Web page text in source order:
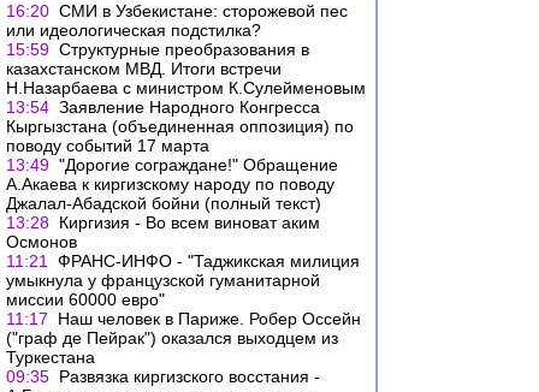
16:20 СМИ в Узбекистане: сторожевой пес
или идеологическая подстилка?
15:59 Структурные преобразования в
казахстанском МВД. Итоги встречи
Н.Назарбаева с министром К.Сулейменовым
13:54 Заявление Народного Конгресса
Кыргызстана (объединенная оппозиция) по
поводу событий 17 марта
13:49 "Дорогие сограждане!" Обращение
А.Акаева к киргизскому народу по поводу
Джалал-Абадской бойни (полный текст)
13:28 Киргизия - Во всем виноват аким
Осмонов
11:21
ФРАНС-ИНФО - "Таджикская милиция
умыкнула у французской гуманитарной
миссии 60000 евро"
11:17
Наш человек в Париже. Робер Оссейн
("граф де Пейрак") оказался выходцем из
Туркестана
09:35 Развязка киргизского восстания -